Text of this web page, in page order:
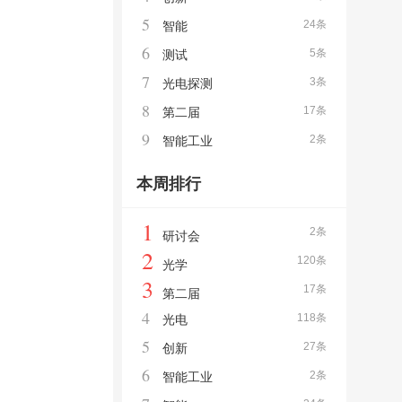
24条
5 智能
5条
6 测试
3条
7 光电探测
17条
8 第二届
2条
9 智能工业
本周排行
2条
1 研讨会
120条
2 光学
17条
3 第二届
118条
4 光电
27条
5 创新
2条
6 智能工业